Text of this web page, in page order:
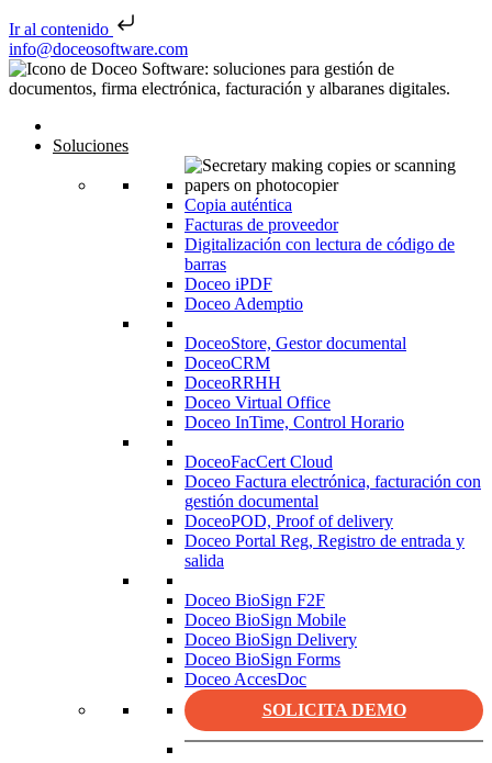
Ir al contenido
Saltar al contenido
info@doceosoftware.com
Soluciones
Copia auténtica
Facturas de proveedor
Digitalización con lectura de código de
barras
Doceo iPDF
Doceo Ademptio
DoceoStore, Gestor documental
DoceoCRM
DoceoRRHH
Doceo Virtual Office
Doceo InTime, Control Horario
DoceoFacCert Cloud
Doceo Factura electrónica, facturación con
gestión documental
DoceoPOD, Proof of delivery
Doceo Portal Reg, Registro de entrada y
salida
Doceo BioSign F2F
Doceo BioSign Mobile
Doceo BioSign Delivery
Doceo BioSign Forms
Doceo AccesDoc
SOLICITA DEMO